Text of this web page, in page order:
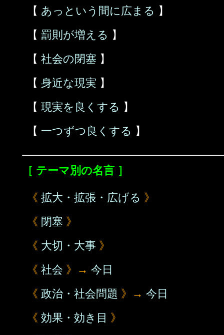
【 あっという間に広まる 】
【 罰則が増える 】
【 社会の閉塞 】
【 身近な現実 】
【 現実を良くする 】
【 一つずつ良くする 】
［ テーマ別の名言 ］
《 拡大・拡張・広げる 》
《 閉塞 》
《 大切・大事 》
《 社会 》→ 今日
《 政治・社会問題 》→ 今日
《 効果・効き目 》